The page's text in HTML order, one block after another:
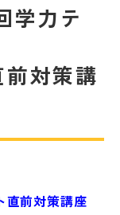
学力テ
前対策講
前対策講座